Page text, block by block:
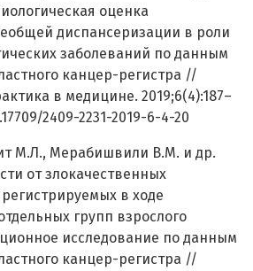
оценка
диспансеризации в роли
заболеваний по данным
канцер-регистра //
в медицине. 2019;6(4):187–
2409-2231-2019-6-4-20
М.Л., Мерабишвили В.М. и др.
от злокачественных
в ходе
групп взрослого
исследование по данным
канцер-регистра //